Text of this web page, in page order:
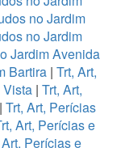
no Jardim
no Jardim
Jardim Avenida
Bartira| Trt, Art,
| Trt, Art,
| Trt, Art, Perícias
Art, Perícias e
Perícias e